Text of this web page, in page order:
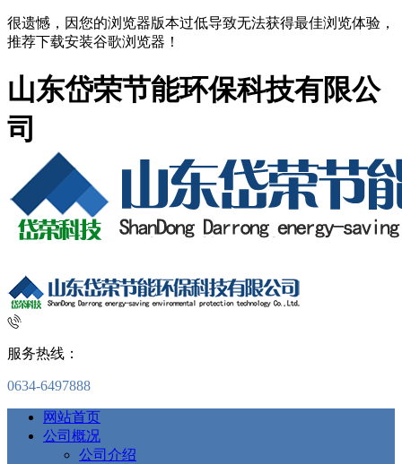
很遗憾，因您的浏览器版本过低导致无法获得最佳浏览体验，
推荐下载安装谷歌浏览器！
山东岱荣节能环保科技有限公
司
服务热线：
0634-6497888
网站首页
公司概况
公司介绍